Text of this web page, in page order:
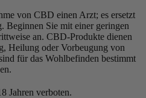
von CBD einen Arzt; es ersetzt
Beginnen Sie mit einer geringen
an. CBD-Produkte dienen
Heilung oder Vorbeugung von
für das Wohlbefinden bestimmt
Jahren verboten.